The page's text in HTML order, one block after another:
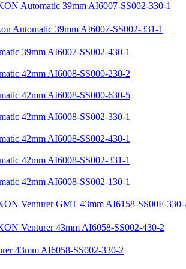
Automatic 39mm AI6007-SS002-330-1
Automatic 39mm AI6007-SS002-331-1
39mm AI6007-SS002-430-1
42mm AI6008-SS000-230-2
42mm AI6008-SS000-630-5
42mm AI6008-SS002-330-1
42mm AI6008-SS002-430-1
42mm AI6008-SS002-331-1
42mm AI6008-SS002-130-1
Venturer GMT 43mm AI6158-SS00F-
Venturer 43mm AI6058-SS002-430-2
43mm AI6058-SS002-330-2